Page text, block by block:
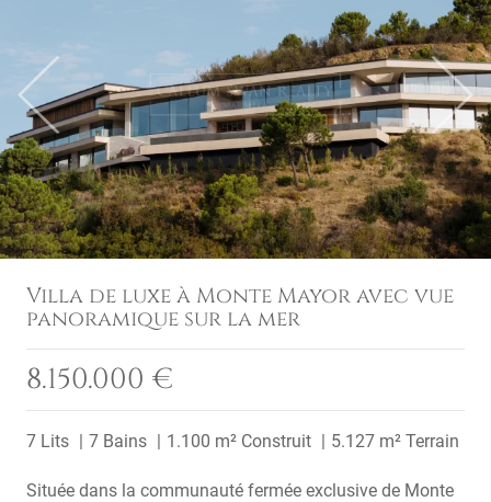
Previous Next
Villa de luxe à Monte Mayor avec vue
panoramique sur la mer
8.150.000 €
7 Lits 7 Bains 1.100 m² Construit 5.127 m² Terrain
Située dans la communauté fermée exclusive de Monte